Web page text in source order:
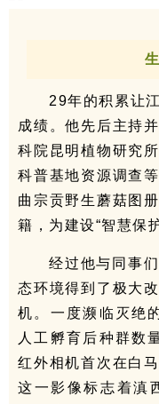
29年的积累让
成绩。他先后主持
科院昆明植物研究
科普基地资源调查
曲宗贡野生蘑菇图
籍，为建设“智慧保
经过他与同事
态环境得到了极大
机。一度濒临灭绝
人工孵育后种群数
红外相机首次在白
这一影像标志着滇